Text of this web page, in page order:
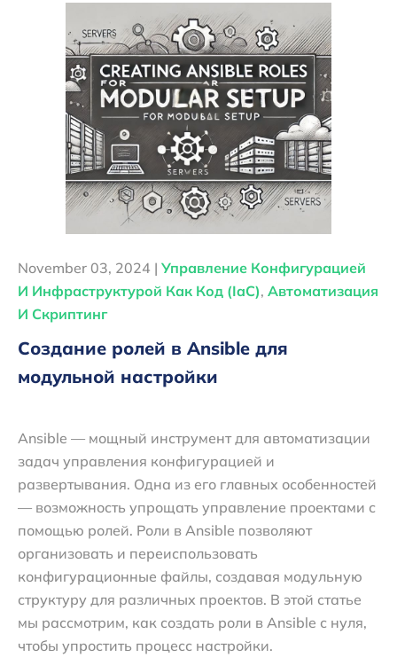
November 03, 2024 | Управление Конфигурацией
И Инфраструктурой Как Код (IaC), Автоматизация
И Скриптинг
Создание ролей в Ansible для
модульной настройки
Ansible — мощный инструмент для автоматизации
задач управления конфигурацией и
развертывания. Одна из его главных особенностей
— возможность упрощать управление проектами с
помощью ролей. Роли в Ansible позволяют
организовать и переиспользовать
конфигурационные файлы, создавая модульную
структуру для различных проектов. В этой статье
мы рассмотрим, как создать роли в Ansible с нуля,
чтобы упростить процесс настройки.